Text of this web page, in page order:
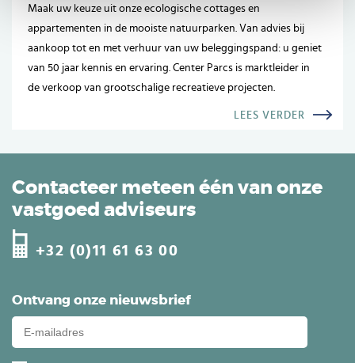
Maak uw keuze uit onze ecologische cottages en
appartementen in de mooiste natuurparken. Van advies bij
aankoop tot en met verhuur van uw beleggingspand: u geniet
van 50 jaar kennis en ervaring. Center Parcs is marktleider in
de verkoop van grootschalige recreatieve projecten.
LEES VERDER
Ontvang onze nieuwsbrief
Contacteer meteen één van onze
vastgoed adviseurs
+32 (0)11 61 63 00